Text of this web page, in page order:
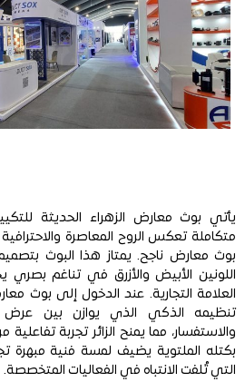
يأتي بوث معارض الزهراء الحديثة
متكاملة تعكس الروح المعاصرة
بوث معارض ناجح. يمتاز هذا البوث
اللونين الأبيض والأزرق في تناغم
العلامة التجارية. عند الدخول إلى بوث
تنظيمه الذكي الذي يوازن بين عرض
والاستفسار، مما يمنح الزائر تجربة
بكتله الملتوية يضيف لمسة فنية مبهرة
التي تُلفت الانتباه في الفعاليات المتخصصة.